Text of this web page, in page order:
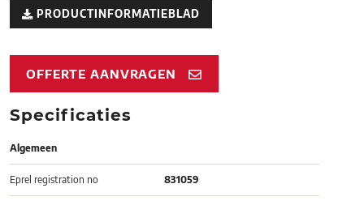
PRODUCTINFORMATIEBLAD
OFFERTE AANVRAGEN
Specificaties
Algemeen
Eprel registration no 831059